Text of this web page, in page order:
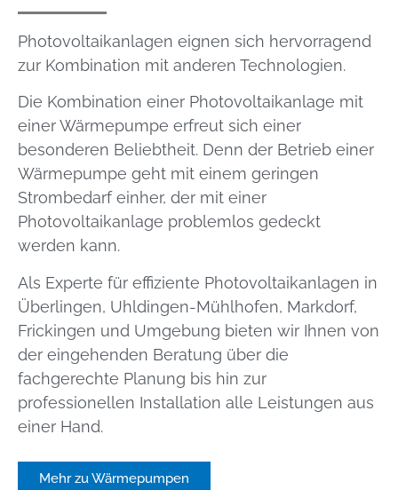
Photovoltaikanlagen eignen sich hervorragend
zur Kombination mit anderen Technologien.
Die Kombination einer Photovoltaikanlage mit
einer Wärmepumpe erfreut sich einer
besonderen Beliebtheit. Denn der Betrieb einer
Wärmepumpe geht mit einem geringen
Strombedarf einher, der mit einer
Photovoltaikanlage problemlos gedeckt
werden kann.
Als Experte für effiziente Photovoltaikanlagen in
Überlingen, Uhldingen-Mühlhofen, Markdorf,
Frickingen und Umgebung bieten wir Ihnen von
der eingehenden Beratung über die
fachgerechte Planung bis hin zur
professionellen Installation alle Leistungen aus
einer Hand.
Mehr zu Wärmepumpen